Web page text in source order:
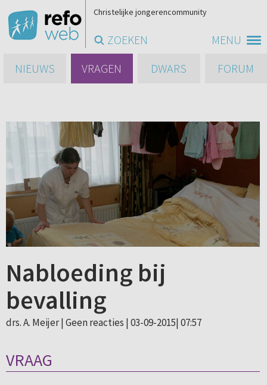
MENU
Christelijke jongerencommunity
ZOEKEN
NIEUWS
VRAGEN DWARS FORUM
Nabloeding bij
bevalling
drs. A. Meijer | Geen reacties | 03-09-2015| 07:57
VRAAG